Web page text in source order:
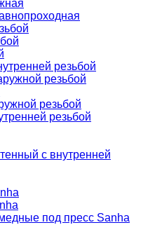
резьбой
резьбой
резьбой
резьбой
с внутренней
под пресс Sanha